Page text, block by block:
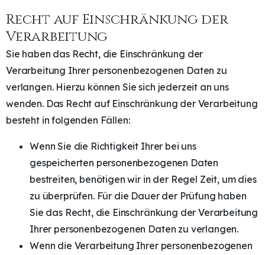
Recht auf Einschränkung der
Verarbeitung
Sie haben das Recht, die Einschränkung der
Verarbeitung Ihrer personenbezogenen Daten zu
verlangen. Hierzu können Sie sich jederzeit an uns
wenden. Das Recht auf Einschränkung der Verarbeitung
besteht in folgenden Fällen:
Wenn Sie die Richtigkeit Ihrer bei uns
gespeicherten personenbezogenen Daten
bestreiten, benötigen wir in der Regel Zeit, um dies
zu überprüfen. Für die Dauer der Prüfung haben
Sie das Recht, die Einschränkung der Verarbeitung
Ihrer personenbezogenen Daten zu verlangen.
Wenn die Verarbeitung Ihrer personenbezogenen